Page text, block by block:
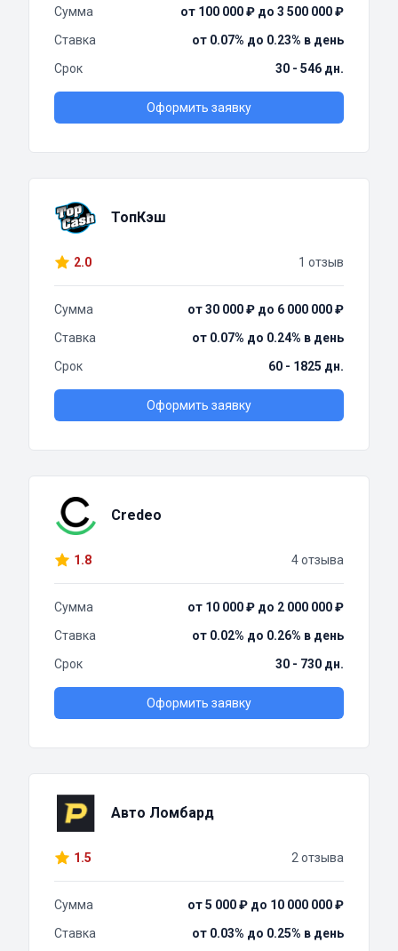
Сумма
от 100 000 ₽ до 3 500 000 ₽
Ставка
от 0.07% до 0.23% в день
Срок
30 - 546 дн.
Оформить заявку
ТопКэш
2.0 1 отзыв
Сумма
от 30 000 ₽ до 6 000 000 ₽
Ставка
от 0.07% до 0.24% в день
Срок
60 - 1825 дн.
Оформить заявку
Credeo
1.8 4 отзыва
Сумма
от 10 000 ₽ до 2 000 000 ₽
Ставка
от 0.02% до 0.26% в день
Срок
30 - 730 дн.
Оформить заявку
Авто Ломбард
1.5 2 отзыва
Сумма
от 5 000 ₽ до 10 000 000 ₽
Ставка
от 0.03% до 0.25% в день